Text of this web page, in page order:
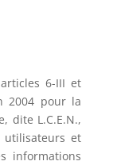
6-III et
2004 pour la
dite L.C.E.N.,
utilisateurs et
informations